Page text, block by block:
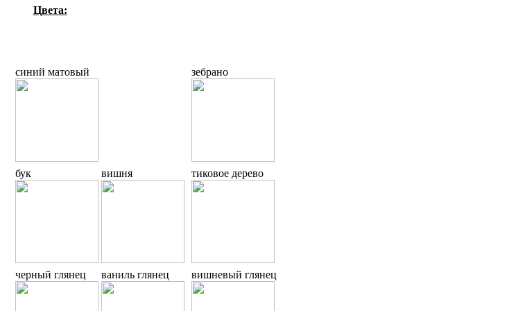
Цвета:
синий матовый зебрано
бук вишня тиковое дерево
черный глянец ваниль глянец вишневый глянец